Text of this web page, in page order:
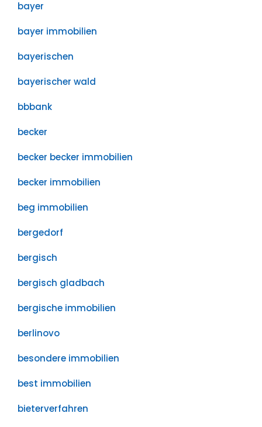
bayer
bayer immobilien
bayerischen
bayerischer wald
bbbank
becker
becker becker immobilien
becker immobilien
beg immobilien
bergedorf
bergisch
bergisch gladbach
bergische immobilien
berlinovo
besondere immobilien
best immobilien
bieterverfahren